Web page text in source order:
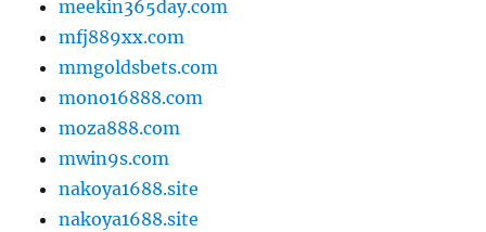
meekin365day.com
mfj889xx.com
mmgoldsbets.com
mono16888.com
moza888.com
mwin9s.com
nakoya1688.site
nakoya1688.site